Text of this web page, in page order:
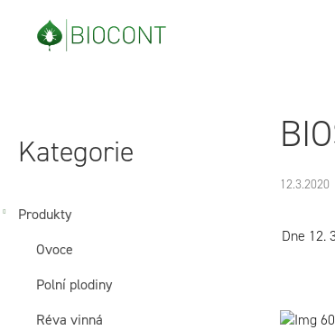
o
t
Kategorie
Produkty
Ovoce
Polní plodiny
Réva vinná
12.3.2020
Dne 12.